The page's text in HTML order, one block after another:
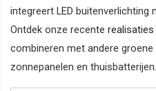
integreert LED
Ontdek onze recente realisaties
combineren met andere
zonnepanelen en thuisbatterijen.